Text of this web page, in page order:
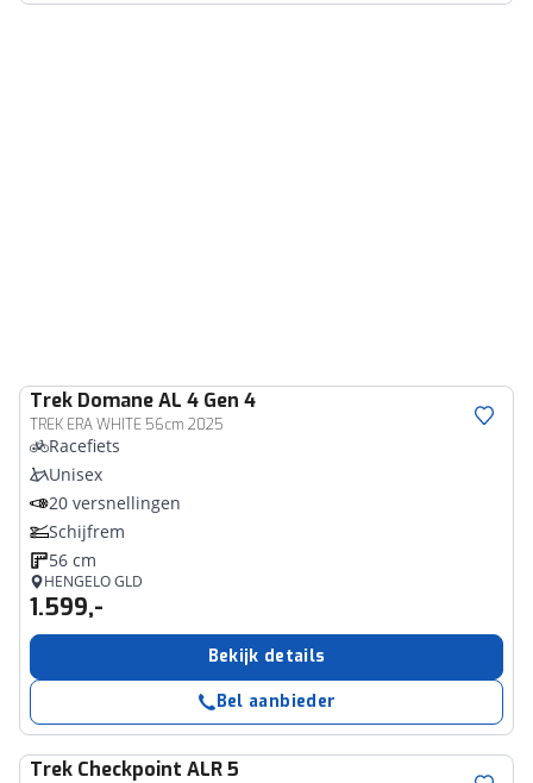
Trek Domane AL 4 Gen 4
TREK ERA WHITE 56cm 2025
Racefiets
Unisex
20 versnellingen
Schijfrem
56 cm
HENGELO GLD
1.599,-
Bekijk details
Bel aanbieder
Trek Checkpoint ALR 5